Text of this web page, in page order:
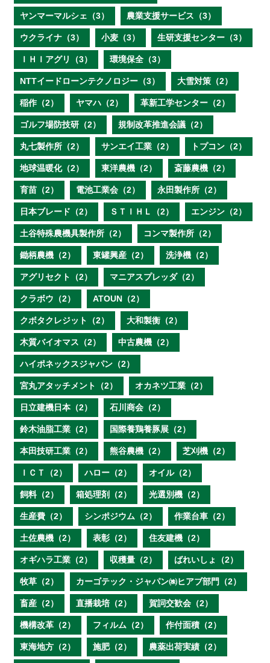
ヤンマーマルシェ（3） 農業支援サービス（3）
ウクライナ（3） 小麦（3） 生研支援センター（3）
ＩＨＩアグリ（3） 環境保全（3）
NTTイードローンテクノロジー（3） 大雪対策（2）
稲作（2） ヤマハ（2） 革新工学センター（2）
ゴルフ場防技研（2） 規制改革推進会議（2）
丸七製作所（2） サンエイ工業（2） トプコン（2）
地球温暖化（2） 東洋農機（2） 斎藤農機（2）
育苗（2） 電池工業会（2） 永田製作所（2）
日本ブレード（2） ＳＴＩＨＬ（2） エンジン（2）
土谷特殊農機具製作所（2） コンマ製作所（2）
鋤柄農機（2） 東罐興産（2） 洗浄機（2）
アグリセクト（2） マニアスプレッダ（2）
クラボウ（2） ATOUN（2）
クボタクレジット（2） 大和製衡（2）
木質バイオマス（2） 中古農機（2）
ハイポネックスジャパン（2）
宮丸アタッチメント（2） オカネツ工業（2）
日立建機日本（2） 石川商会（2）
鈴木油脂工業（2） 国際養鶏養豚展（2）
本田技研工業（2） 熊谷農機（2） 芝刈機（2）
ＩＣＴ（2） ハロー（2） オイル（2）
飼料（2） 箱処理剤（2） 光選別機（2）
生産費（2） シンポジウム（2） 作業台車（2）
土佐農機（2） 表彰（2） 住友建機（2）
オギハラ工業（2） 収穫量（2） ばれいしょ（2）
牧草（2） カーゴテック・ジャパン㈱ヒアブ部門（2）
畜産（2） 直播栽培（2） 賀詞交歓会（2）
機構改革（2） フィルム（2） 作付面積（2）
東海地方（2） 施肥（2） 農薬出荷実績（2）